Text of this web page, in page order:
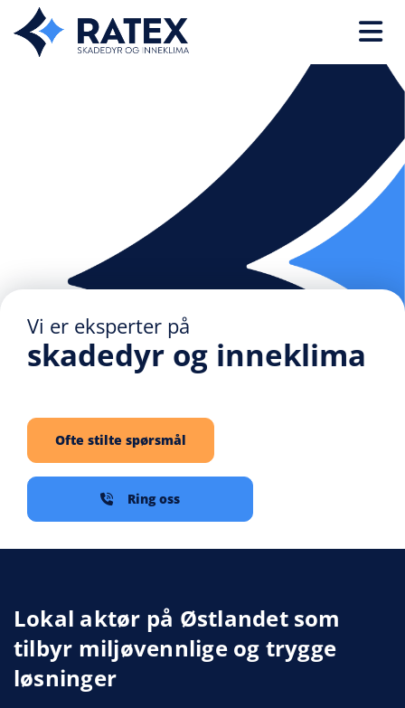
Vi er eksperter på
skadedyr og inneklima
Ofte stilte spørsmål
Ring oss
Lokal aktør på Østlandet som
tilbyr miljøvennlige og trygge
løsninger